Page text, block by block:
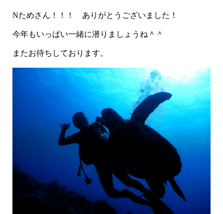
Nためさん！！！ ありがとうございました！
今年もいっぱい一緒に潜りましょうね＾＾
またお待ちしております。